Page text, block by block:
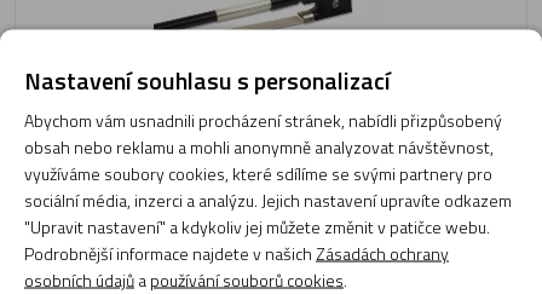
Doprava
zdarma 4 239 Kč
Momentálně není skladem
Obvyklá dodací lhůta do 14 dnů
Do košíku
Nastavení souhlasu s personalizací
Abychom vám usnadnili procházení stránek, nabídli přizpůsobený
obsah nebo reklamu a mohli anonymně analyzovat návštěvnost,
využíváme soubory cookies, které sdílíme se svými partnery pro
sociální média, inzerci a analýzu. Jejich nastavení upravíte odkazem
"Upravit nastavení" a kdykoliv jej můžete změnit v patičce webu.
Podrobnější informace najdete v našich Zásadách ochrany
osobních údajůapoužívání souborů cookies.